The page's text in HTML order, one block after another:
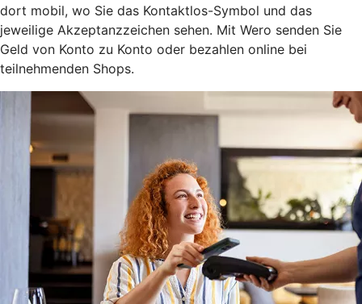
dort mobil, wo Sie das Kontaktlos-Symbol und das
jeweilige Akzeptanzzeichen sehen. Mit Wero senden Sie
Geld von Konto zu Konto oder bezahlen online bei
teilnehmenden Shops.